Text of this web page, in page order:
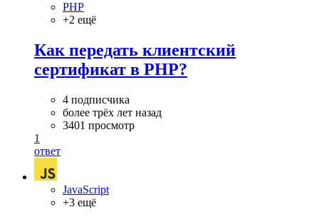
PHP
+2 ещё
Как передать клиентский
сертификат в PHP?
4 подписчика
более трёх лет назад
3401 просмотр
1
ответ
JavaScript
+3 ещё